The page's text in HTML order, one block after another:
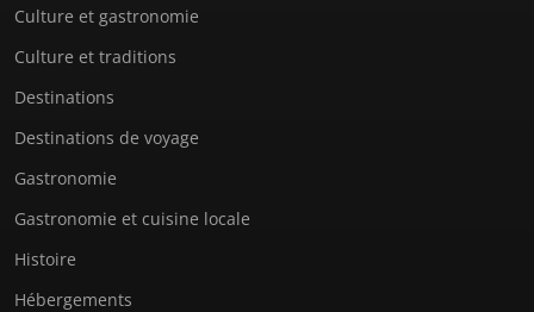
Culture et gastronomie
Culture et traditions
Destinations
Destinations de voyage
Gastronomie
Gastronomie et cuisine locale
Histoire
Hébergements